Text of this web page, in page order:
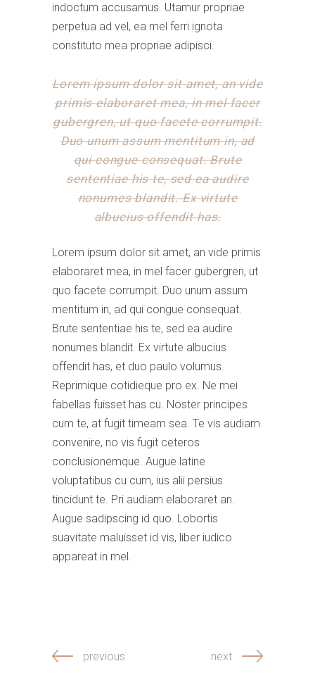
indoctum accusamus. Utamur propriae
perpetua ad vel, ea mel ferri ignota
constituto mea propriae adipisci.
Lorem ipsum dolor sit amet, an vide
primis elaboraret mea, in mel facer
gubergren, ut quo facete corrumpit.
Duo unum assum mentitum in, ad
qui congue consequat. Brute
sententiae his te, sed ea audire
nonumes blandit. Ex virtute
albucius offendit has.
Lorem ipsum dolor sit amet, an vide primis
elaboraret mea, in mel facer gubergren, ut
quo facete corrumpit. Duo unum assum
mentitum in, ad qui congue consequat.
Brute sententiae his te, sed ea audire
nonumes blandit. Ex virtute albucius
offendit has, et duo paulo volumus.
Reprimique cotidieque pro ex. Ne mei
fabellas fuisset has cu. Noster principes
cum te, at fugit timeam sea. Te vis audiam
convenire, no vis fugit ceteros
conclusionemque. Augue latine
voluptatibus cu cum, ius alii persius
tincidunt te. Pri audiam elaboraret an.
Augue sadipscing id quo. Lobortis
suavitate maluisset id vis, liber iudico
appareat in mel.
previous next